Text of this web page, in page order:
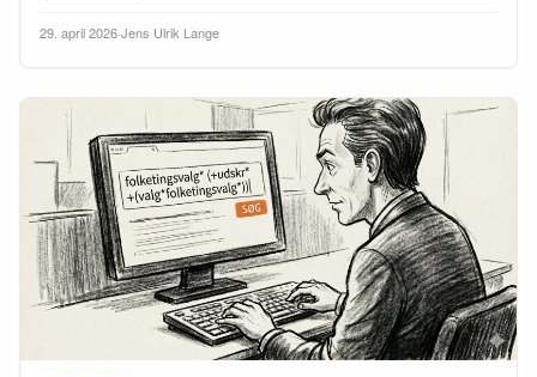
29. april 2026·Jens Ulrik Lange